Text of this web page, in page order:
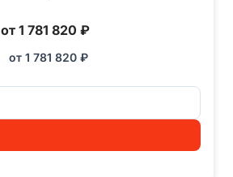
от 1 781 820 ₽
от 1 781 820 ₽